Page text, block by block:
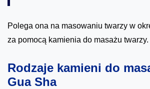
Polega ona na masowaniu twarzy w
za pomocą kamienia do masażu twarzy.
Rodzaje kamieni do
Gua Sha